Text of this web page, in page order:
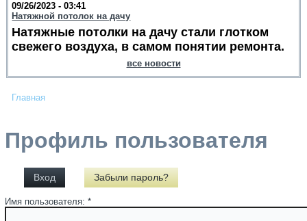
09/26/2023 - 03:41
Натяжной потолок на дачу
Натяжные потолки на дачу стали глотком
свежего воздуха, в самом понятии ремонта.
все новости
Главная
Профиль пользователя
Вход Забыли пароль?
Имя пользователя:*